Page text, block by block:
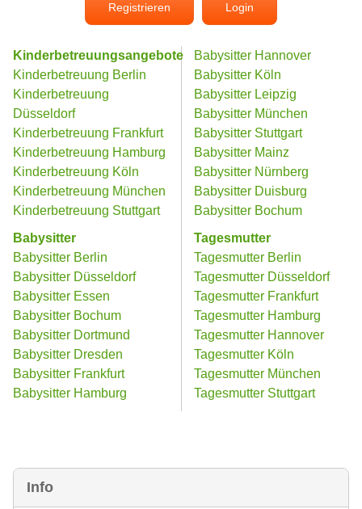
Info
Registrieren Login
Kinderbetreuungsangebote
Kinderbetreuung Berlin
Kinderbetreuung
Düsseldorf
Kinderbetreuung Frankfurt
Kinderbetreuung Hamburg
Kinderbetreuung Köln
Kinderbetreuung München
Kinderbetreuung Stuttgart
Babysitter
Babysitter Berlin
Babysitter Düsseldorf
Babysitter Essen
Babysitter Bochum
Babysitter Dortmund
Babysitter Dresden
Babysitter Frankfurt
Babysitter Hamburg
Babysitter Hannover
Babysitter Köln
Babysitter Leipzig
Babysitter München
Babysitter Stuttgart
Babysitter Mainz
Babysitter Nürnberg
Babysitter Duisburg
Babysitter Bochum
Tagesmutter
Tagesmutter Berlin
Tagesmutter Düsseldorf
Tagesmutter Frankfurt
Tagesmutter Hamburg
Tagesmutter Hannover
Tagesmutter Köln
Tagesmutter München
Tagesmutter Stuttgart